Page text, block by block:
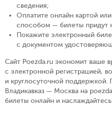
сведения;
Оплатите онлайн картой
способом — билеты придут
Покажите электронный
с документом
Сайт Poezda.ru экономит ваше
с электронной регистрацией,
и круглосуточной поддержкой.
Владикавказ — Москва на
билеты онлайн и